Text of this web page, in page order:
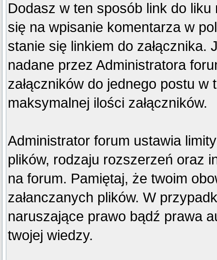
Dodasz w ten sposób link do
się na wpisanie komentarza w
stanie się linkiem do
nadane przez Administratora
załączników do jednego postu
maksymalnej ilości załączników.
Administrator forum ustawia
plików, rodzaju rozszerzeń oraz
na forum. Pamiętaj, że twoim
załanczanych plików. W
naruszające prawo bądź prawa
twojej wiedzy.